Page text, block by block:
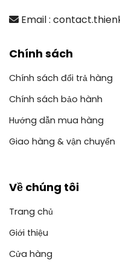
Email :
Chính sách
Chính sách đổi trả hàng
Chính sách bảo hành
Hướng dẫn mua hàng
Giao hàng & vận chuyển
Về chúng tôi
Trang chủ
Giới thiệu
Cửa hàng